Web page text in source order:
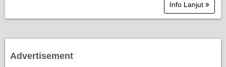
Info Lanjut
Advertisement